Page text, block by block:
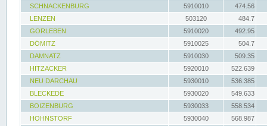
SCHNACKENBURG
5910010
474.56
LENZEN
503120
484.7
GORLEBEN
5910020
492.95
DÖMITZ
5910025
504.7
DAMNATZ
5910030
509.35
HITZACKER
5920010
522.639
NEU DARCHAU
5930010
536.385
BLECKEDE
5930020
549.633
BOIZENBURG
5930033
558.534
HOHNSTORF
5930040
568.987